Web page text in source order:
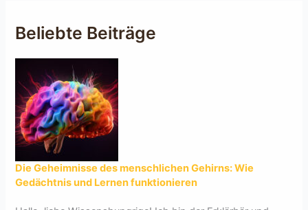
Beliebte Beiträge
Die Geheimnisse des menschlichen Gehirns: Wie
Gedächtnis und Lernen funktionieren